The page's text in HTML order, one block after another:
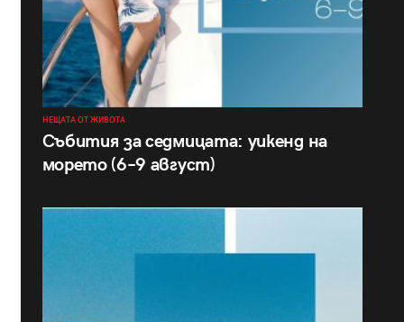
НЕЩАТА ОТ ЖИВОТА
Събития за седмицата: уикенд на
морето (6–9 август)